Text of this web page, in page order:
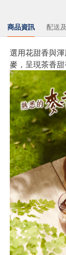
商品資訊 配送
選用花甜香與
麥，呈現茶香甜